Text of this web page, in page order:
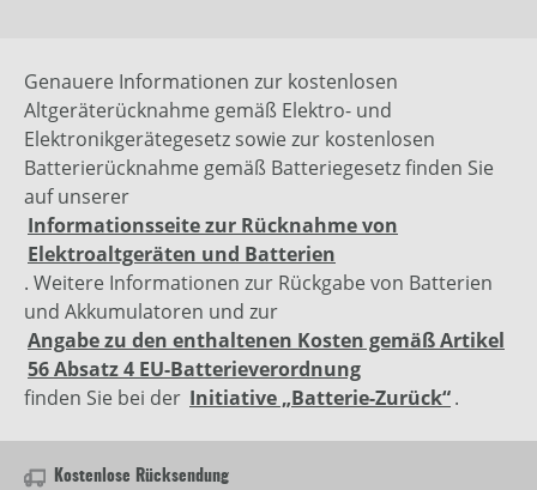
Genauere Informationen zur kostenlosen
Altgeräterücknahme gemäß Elektro- und
Elektronikgerätegesetz sowie zur kostenlosen
Batterierücknahme gemäß Batteriegesetz finden Sie
auf unserer
Informationsseite zur Rücknahme von
Elektroaltgeräten und Batterien
. Weitere Informationen zur Rückgabe von Batterien
und Akkumulatoren und zur
Angabe zu den enthaltenen Kosten gemäß Artikel
56 Absatz 4 EU-Batterieverordnung
finden Sie bei der Initiative „Batterie-Zurück“.
Kostenlose Rücksendung